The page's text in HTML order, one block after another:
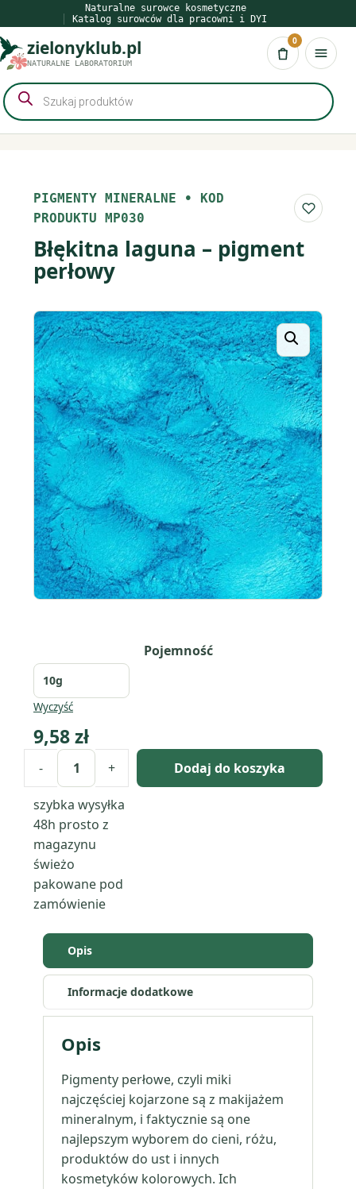
do
treści
Naturalne surowce kosmetyczne
Katalog surowców dla pracowni i DYI
zielonyklub.pl
NATURALNE LABORATORIUM Koszyk
0
Wyszukiwarka
produktów
PIGMENTY MINERALNE • KOD
PRODUKTU MP030
Do
Błękitna laguna – pigment
perłowy
Pojemność
Wyczyść
9,58zł
- + Dodaj do koszyka
szybka wysyłka
48h prosto z
magazynu
świeżo
pakowane pod
zamówienie
Opis
Informacje dodatkowe
Opis
Pigmenty perłowe, czyli miki
najczęściej kojarzone są z makijażem
mineralnym, i faktycznie są one
najlepszym wyborem do cieni, różu,
produktów do ust i innych
kosmetyków kolorowych. Ich